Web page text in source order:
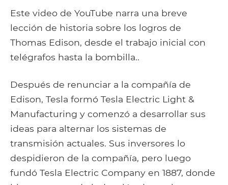
Este video de YouTube narra una breve
lección de historia sobre los logros de
Thomas Edison, desde el trabajo inicial con
telégrafos hasta la bombilla..
Después de renunciar a la compañía de
Edison, Tesla formó Tesla Electric Light &
Manufacturing y comenzó a desarrollar sus
ideas para alternar los sistemas de
transmisión actuales. Sus inversores lo
despidieron de la compañía, pero luego
fundó Tesla Electric Company en 1887, donde